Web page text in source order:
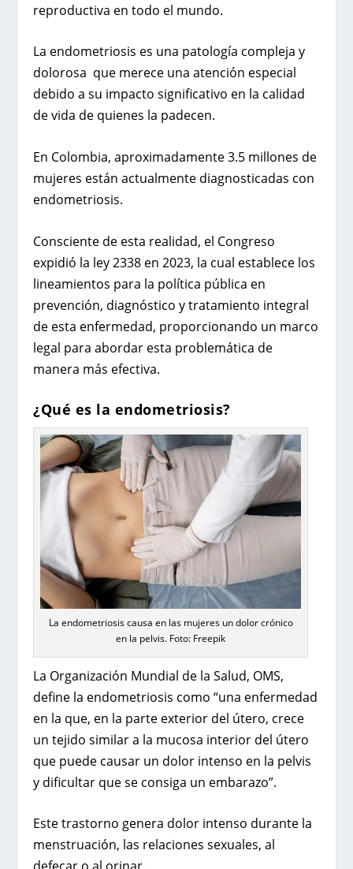
reproductiva en todo el mundo.
La endometriosis es una patología compleja y
dolorosa que merece una atención especial
debido a su impacto significativo en la calidad
de vida de quienes la padecen.
En Colombia, aproximadamente 3.5 millones de
mujeres están actualmente diagnosticadas con
endometriosis.
Consciente de esta realidad, el Congreso
expidió la ley 2338 en 2023, la cual establece los
lineamientos para la política pública en
prevención, diagnóstico y tratamiento integral
de esta enfermedad, proporcionando un marco
legal para abordar esta problemática de
manera más efectiva.
¿Qué es la endometriosis?
La endometriosis causa en las mujeres un dolor crónico
en la pelvis. Foto: Freepik
La Organización Mundial de la Salud, OMS,
define la endometriosis como “una enfermedad
en la que, en la parte exterior del útero, crece
un tejido similar a la mucosa interior del útero
que puede causar un dolor intenso en la pelvis
y dificultar que se consiga un embarazo”.
Este trastorno genera dolor intenso durante la
menstruación, las relaciones sexuales, al